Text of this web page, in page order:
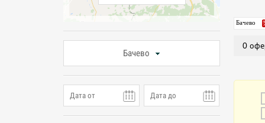
Бачево
Бачево
0